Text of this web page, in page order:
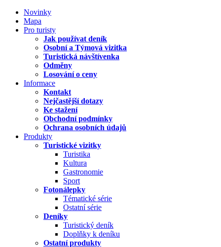
Novinky
Mapa
Pro turisty
Jak používat deník
Osobní a Týmová vizitka
Turistická návštívenka
Odměny
Losování o ceny
Informace
Kontakt
Nejčastější dotazy
Ke stažení
Obchodní podmínky
Ochrana osobních údajů
Produkty
Turistické vizitky
Turistika
Kultura
Gastronomie
Sport
Fotonálepky
Tématické série
Ostatní série
Deníky
Turistický deník
Doplňky k deníku
Ostatní produkty